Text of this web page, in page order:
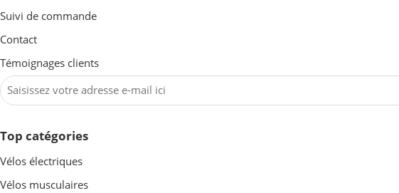
Suivi de commande
Contact
Témoignages clients
Top catégories
Vélos électriques
Vélos musculaires